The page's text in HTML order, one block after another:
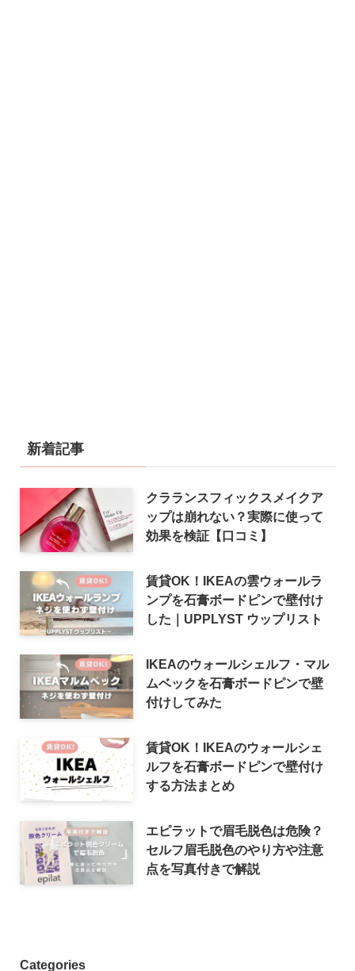
新着記事
クラランスフィックスメイクア
ップは崩れない？実際に使って
効果を検証【口コミ】
賃貸OK！IKEAの雲ウォールラ
ンプを石膏ボードピンで壁付け
した｜UPPLYST ウップリスト
IKEAのウォールシェルフ・マル
ムベックを石膏ボードピンで壁
付けしてみた
賃貸OK！IKEAのウォールシェ
ルフを石膏ボードピンで壁付け
する方法まとめ
エピラットで眉毛脱色は危険？
セルフ眉毛脱色のやり方や注意
点を写真付きで解説
Categories